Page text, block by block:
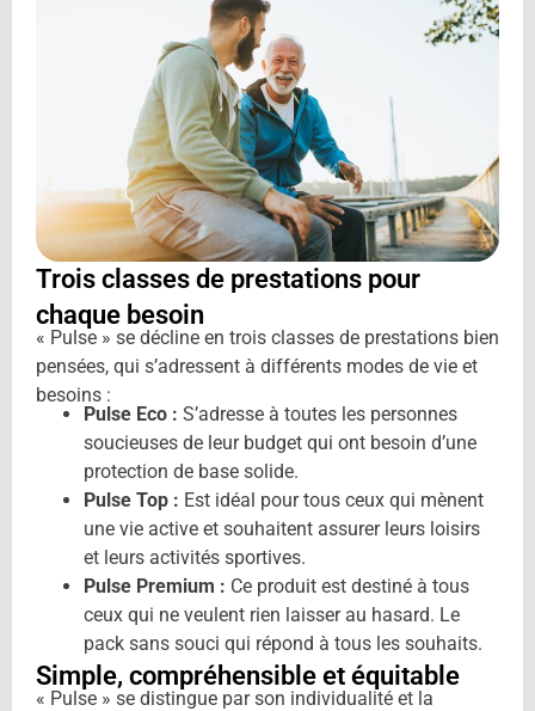
Trois classes de prestations pour
chaque besoin
« Pulse » se décline en trois classes de prestations bien
pensées, qui s’adressent à différents modes de vie et
besoins :
Pulse Eco : S’adresse à toutes les personnes
soucieuses de leur budget qui ont besoin d’une
protection de base solide.
Pulse Top : Est idéal pour tous ceux qui mènent
une vie active et souhaitent assurer leurs loisirs
et leurs activités sportives.
Pulse Premium : Ce produit est destiné à tous
ceux qui ne veulent rien laisser au hasard. Le
pack sans souci qui répond à tous les souhaits.
Simple, compréhensible et équitable
« Pulse » se distingue par son individualité et la